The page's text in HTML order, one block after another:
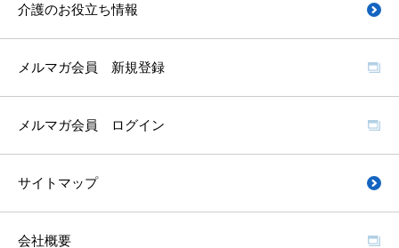
介護のお役立ち情報
メルマガ会員 新規登録
メルマガ会員 ログイン
サイトマップ
会社概要